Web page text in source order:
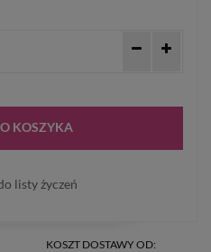
KOSZT DOSTAWY OD:
KOSZYKA
listy życzeń